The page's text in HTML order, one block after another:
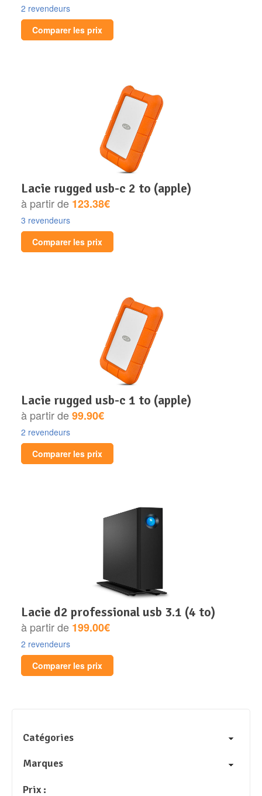
2 revendeurs
Comparer les prix
lacie rugged usb-c 2 to (apple)
à partir de 123.38€
3 revendeurs
Comparer les prix
lacie rugged usb-c 1 to (apple)
à partir de99.90€
2 revendeurs
Comparer les prix
lacie d2 professional usb 3.1 (4 to)
à partir de 199.00€
2 revendeurs
Comparer les prix
Catégories
Marques
Prix :